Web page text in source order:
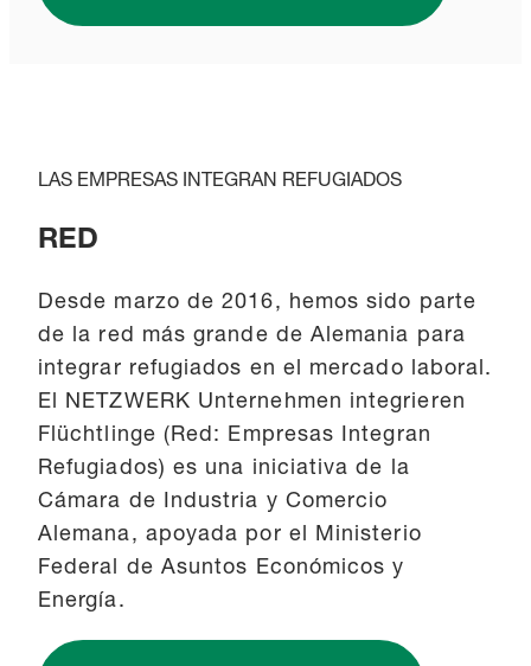
LAS EMPRESAS INTEGRAN REFUGIADOS
RED
Desde marzo de 2016, hemos sido parte
de la red más grande de Alemania para
integrar refugiados en el mercado laboral.
El NETZWERK Unternehmen integrieren
Flüchtlinge (Red: Empresas Integran
Refugiados) es una iniciativa de la
Cámara de Industria y Comercio
Alemana, apoyada por el Ministerio
Federal de Asuntos Económicos y
Energía.